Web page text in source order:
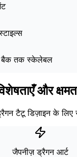
तक स्केलेबल
और
टैटू डिज़ाइन के
जैपनीज़ ड्रैगन आर्ट